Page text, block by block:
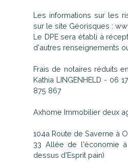
Les informations sur les
sur le site Géorisques :
Le DPE sera établi à
d'autres renseignements
Frais de notaires réduits
Kathia LINGENHELD - 06
875 867
Axhome Immobilier deux
104a Route de Saverne à
33 Allée de l'économie
dessus d'Esprit pain)